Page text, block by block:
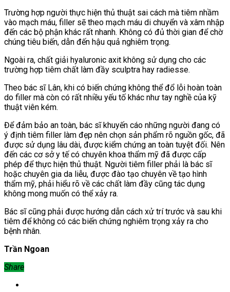
Trường hợp người thực hiện thủ thuật sai cách mà tiêm nhầm
vào mạch máu, filler sẽ theo mạch máu di chuyển và xâm nhập
đến các bộ phận khác rất nhanh. Không có đủ thời gian để chờ
chúng tiêu biến, dẫn đến hậu quả nghiêm trọng.
Ngoài ra, chất giải hyaluronic axit không sử dụng cho các
trường hợp tiêm chất làm đầy sculptra hay radiesse.
Theo bác sĩ Lân, khi có biến chứng không thể đổ lỗi hoàn toàn
do filler mà còn có rất nhiều yếu tố khác như tay nghề của kỹ
thuật viên kém.
Để đảm bảo an toàn, bác sĩ khuyến cáo những người đang có
ý định tiêm filler làm đẹp nên chọn sản phẩm rõ nguồn gốc, đã
được sử dụng lâu dài, được kiểm chứng an toàn tuyệt đối. Nên
đến các cơ sở y tế có chuyên khoa thẩm mỹ đã được cấp
phép để thực hiện thủ thuật. Người tiêm filler phải là bác sĩ
hoặc chuyên gia da liễu, được đào tạo chuyên về tạo hình
thẩm mỹ, phải hiểu rõ về các chất làm đầy cũng tác dụng
không mong muốn có thể xảy ra.
Bác sĩ cũng phải được hướng dẫn cách xử trí trước và sau khi
tiêm để không có các biến chứng nghiêm trọng xảy ra cho
bệnh nhân.
Trần Ngoan
Share